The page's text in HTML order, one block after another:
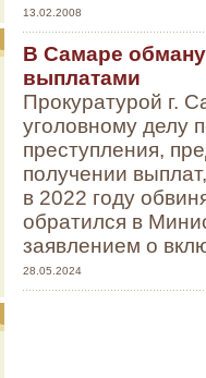
13.02.2008
В Самаре
выплатами
Прокуратурой г.
уголовному делу
преступления,
получении
в 2022 году
обратился в
заявлением о
28.05.2024